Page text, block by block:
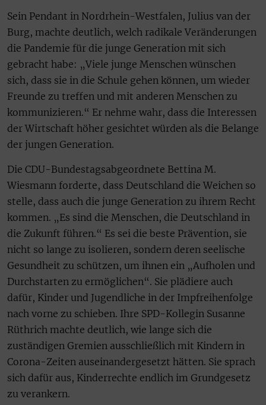
Sein Pendant in Nordrhein-Westfalen, Julius van der
Burg, machte deutlich, welch radikale Veränderungen
die Pandemie für die junge Generation mit sich
gebracht habe: „Viele junge Menschen wünschen
sich, dass sie in die Schule gehen können, um wieder
Freunde zu treffen und mit anderen Menschen zu
kommunizieren.“ Er nehme wahr, dass die Interessen
der Wirtschaft höher gesichtet würden als die Belange
der jungen Generation.
Die CDU-Bundestagsabgeordnete Bettina M.
Wiesmann forderte, dass Deutschland die Weichen so
stelle, dass auch die junge Generation zu ihrem Recht
kommen. „Es sind die Menschen, die Deutschland in
die Zukunft führen.“ Es sei die beste Prävention, sie
nicht so lange zu isolieren, sondern deren seelische
Gesundheit zu schützen, um ihnen ein „Aufholen und
Durchstarten zu ermöglichen“. Sie plädiere auch
dafür, Kinder und Jugendliche in der Impfreihenfolge
nach vorne zu schieben. Ihre SPD-Kollegin Susanne
Rüthrich machte deutlich, wie lange sich die
zuständigen Gremien ausschließlich mit Kindern in
Corona-Zeiten auseinandergesetzt hätten. Sie sprach
sich dafür aus, Kinderrechte endlich im Grundgesetz
zu verankern.